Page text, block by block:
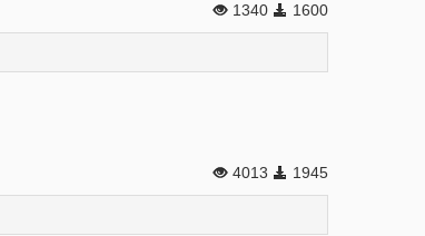
1340 1600
4013 1945